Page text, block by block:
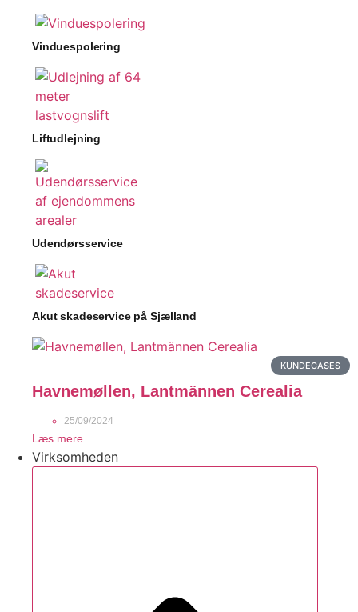
Vinduespolering
Liftudlejning
Udendørsservice
Akut skadeservice på Sjælland
KUNDECASES
Havnemøllen, Lantmännen Cerealia
25/09/2024
Læs mere
Virksomheden